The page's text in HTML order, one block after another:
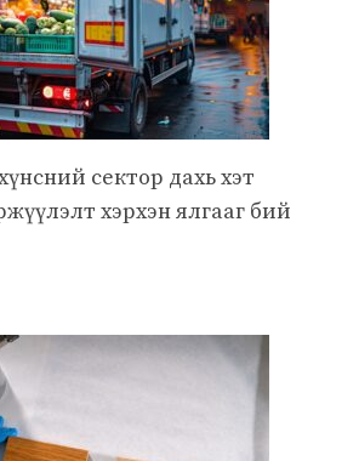
хүнсний сектор дахь хэт
хэрхэн ялгааг бий